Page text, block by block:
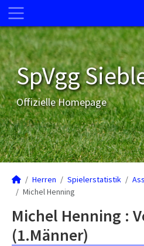
SpVgg
Offizielle Homepage
Herren Spielerstatistik
Michel Henning
Michel Henning :
(1.Männer)